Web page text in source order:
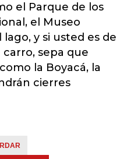
el Parque de los
el Museo
y si usted es de
carro, sepa que
la Boyacá, la
cierres